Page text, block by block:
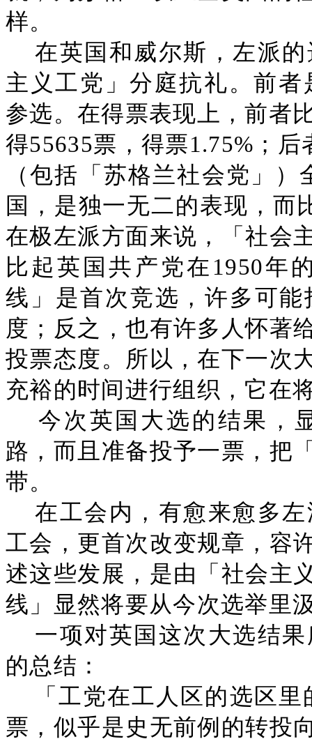
样。
在英国和威尔斯，左派
主义工党」分庭抗礼。前
参选。在得票表现上，前者
得55635票，得票1.75%；
（包括「苏格兰社会党」
国，是独一无二的表现，而
在极左派方面来说，「社会
比起英国共产党在1950年
线」是首次竞选，许多可
度；反之，也有许多人怀著
投票态度。所以，在下一次
充裕的时间进行组织，它在
今次英国大选的结果，
路，而且准备投予一票，把
带。
在工会内，有愈来愈多
工会，更首次改变规章，容
述这些发展，是由「社会主
线」显然将要从今次选举里
一项对英国这次大选结
的总结：
「工党在工人区的选区
票，似乎是史无前例的转